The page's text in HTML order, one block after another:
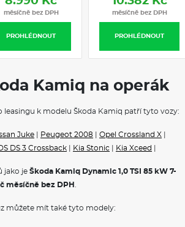
zpětné zrcátko
a stupňovým intervalem stírání
Magic
s aut. stmíváním u řidiče
směru animovaný, speciální design
PROHLÉDNOUT
měsíčně bez DPH
PROHLÉDNOUT
měsíčně bez DPH
Kamiq na operák
leasingu k modelu Škoda Kamiq patří tyto vozy:
Juke Peugeot 2008 Opel Crossland X
DS 3 Crossback Kia Stonic Kia Xceed
jako je Škoda Kamiq Dynamic 1,0 TSI 85 kW 7-
měsíčně bez DPH
můžete mít také tyto modely: